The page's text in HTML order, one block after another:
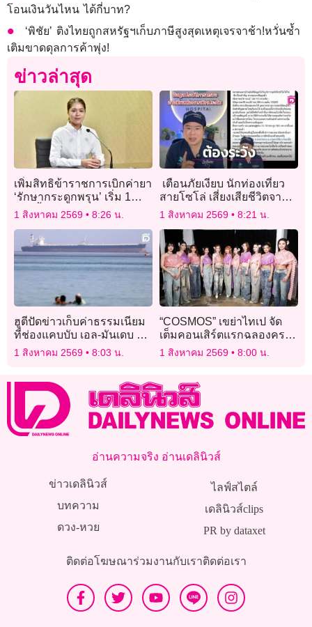
โอนเงินวันไหน ได้กี่บาท?
‘พิชัย’ ติงไทยถูกสหรัฐฯเก็บภาษีสูงสุดเหตุเจรจาช้า!หวั่นซ้ำ
เติมขาดดุลการค้าพุ่ง!
ข่าวล่าสุด
เพิ่มสิทธิข้าราชการเบิกค่ายา
‘รักษากระดูกพรุน’ เริ่ม 1
ส.ค.นี้
1 สิงหาคม 2569 8:26 น.
เตือนภัยเงียบ นักท่องเที่ยว
สายโซโล่ เสี่ยงเสียชีวิตจาก
“ก๊าซคาร์บอนมอนอกไซด์”
1 สิงหาคม 2569 8:21 น.
ฮูตีปัดข่าวเก็บค่าธรรมเนียม
ที่ช่องแคบบับ เอล-มันเดบ ย้ำ
เรือพาณิชย์ผ่านได้ฟรี
1 สิงหาคม 2569 8:03 น.
“COSMOS” เขย่าไทเป จัด
เต็มคอนเสิร์ตแรกฉลองครบ
รอบ 3 ปี เสิร์ฟโชว์สะกด
1 สิงหาคม 2569 8:00 น.
อ่านความจริง อ่านเดลินิวส์
ข่าวเดลินิวส์
บทความ
ดวง-หวย
ไลฟ์สไตล์
เดลินิวส์clips
PR by dataxet
ติดต่อโฆษณาร่วมงานกับเราติดต่อเรา